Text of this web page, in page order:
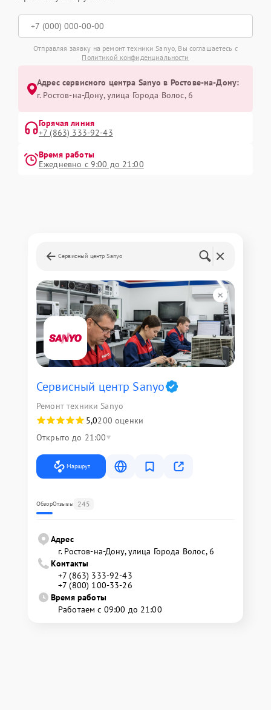
Отправляя заявку на ремонт техники Sanyo, Вы соглашаетесь с
Политикой конфиденциальности
Адрес сервисного центра Sanyo в Ростове-на-Дону:
г. Ростов-на-Дону, улица Города Волос, 6
Горячая линия
+7 (863) 333-92-43
Время работы
Ежедневно с 9:00 до 21:00
Сервисный центр Sanyo
Сервисный центр Sanyo
Ремонт техники Sanyo
5,0200 оценки
Открыто до 21:00
Маршрут
ОбзорОтзывы 245
Адрес
г. Ростов-на-Дону, улица Города Волос, 6
Контакты
+7 (863) 333-92-43
+7 (800) 100-33-26
Время работы
Работаем с 09:00 до 21:00